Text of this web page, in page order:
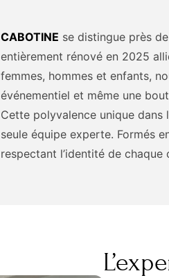
CABOTINE se distingue près
entièrement rénové en 2025
femmes, hommes et enfants,
événementiel et même une
Cette polyvalence unique dans
seule équipe experte. Formés
respectant l’identité de